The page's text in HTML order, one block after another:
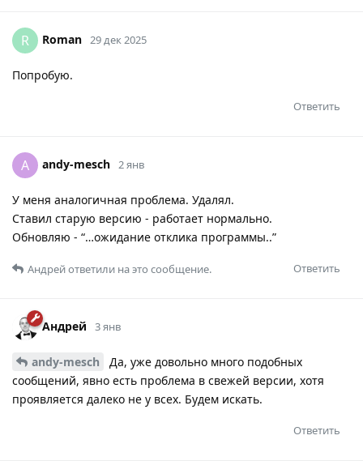
R Roman 29 дек 2025
Попробую.
Ответить
A andy-mesch 2 янв
У меня аналогичная проблема. Удалял.
Ставил старую версию - работает нормально.
Обновляю - “…ожидание отклика программы..”
Ответить
Андрейответили на это сообщение.
Андрей 3 янв
andy-mesch
Да, уже довольно много подобных
сообщений, явно есть проблема в свежей версии, хотя
проявляется далеко не у всех. Будем искать.
Ответить